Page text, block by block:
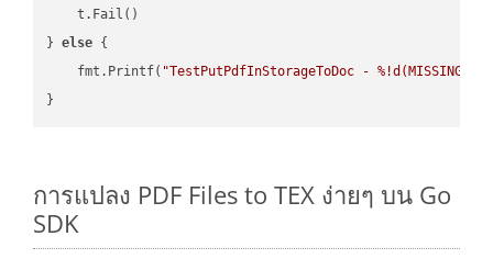
    t.Fail()
} else {
    fmt.Printf(
"TestPutPdfInStorageToDoc - %!d(MISSING)\n"
การแปลง PDF Files to TEX ง่ายๆ บน Go
SDK